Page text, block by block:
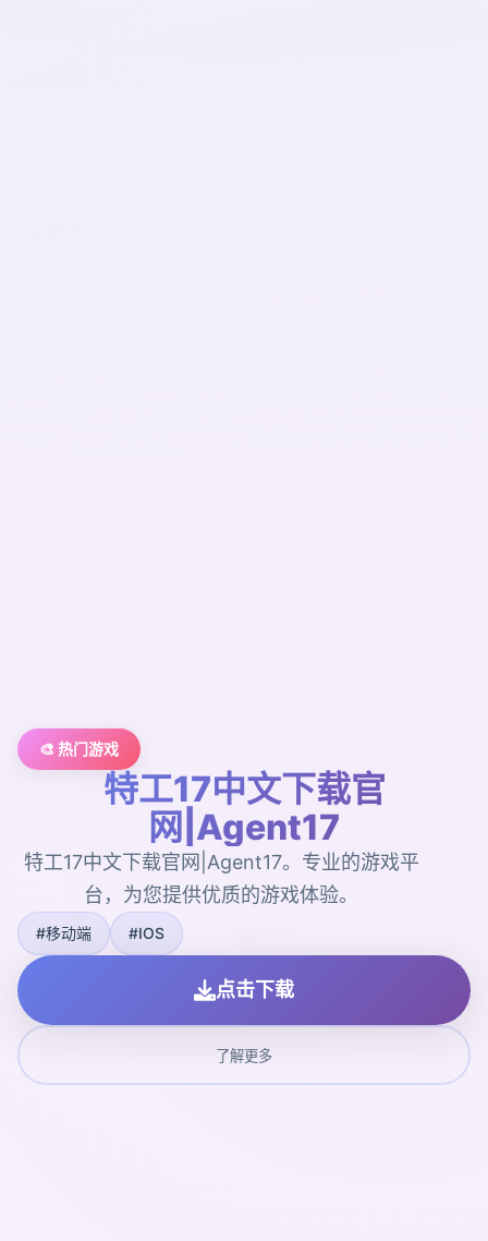
🎨 热门游戏
特工17中文下载官
网|Agent17
特工17中文下载官网|Agent17。专业的游戏平
台，为您提供优质的游戏体验。
#移动端 #IOS
点击下载
了解更多